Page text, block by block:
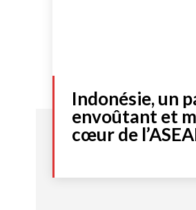
Indonésie, un
envoûtant et
cœur de